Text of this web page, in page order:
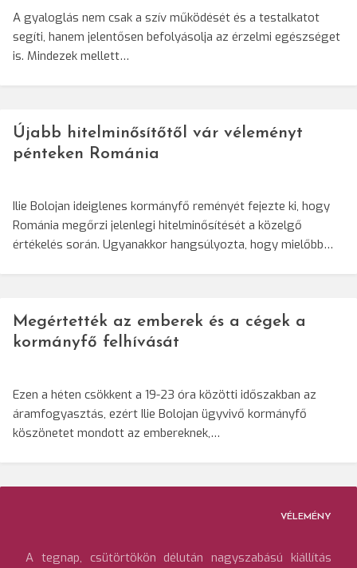
A gyaloglás nem csak a szív működését és a testalkatot
segíti, hanem jelentősen befolyásolja az érzelmi egészséget
is. Mindezek mellett…
Újabb hitelminősítőtől vár véleményt
pénteken Románia
Ilie Bolojan ideiglenes kormányfő reményét fejezte ki, hogy
Románia megőrzi jelenlegi hitelminősítését a közelgő
értékelés során. Ugyanakkor hangsúlyozta, hogy mielőbb…
Megértették az emberek és a cégek a
kormányfő felhívását
Ezen a héten csökkent a 19-23 óra közötti időszakban az
áramfogyasztás, ezért Ilie Bolojan ügyvivő kormányfő
köszönetet mondott az embereknek,…
VÉLEMÉNY
A tegnap, csütörtökön délután nagyszabású kiállítás